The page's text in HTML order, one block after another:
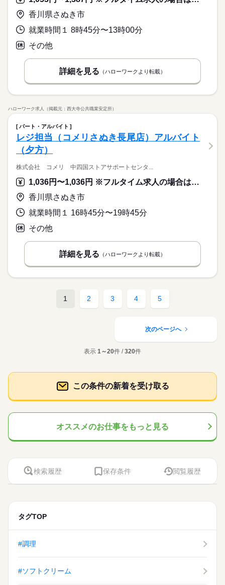
香川県さぬき市
就業時間１ 8時45分〜13時00分
その他
詳細を見る （ハローワークより転載）
ハローワーク求人（掲載元：西大寺公共職業安定所）
パート・アルバイト
レジ担当（コメリさぬき長尾店）アルバイト
（夕方）
株式会社 コメリ 中四国ストアサポートセンタ...
1,036円〜1,036円 ※フルタイム求人の場合は月額（換算額）、パート求人の場合は時間額を表示しています。
香川県さぬき市
就業時間１ 16時45分〜19時45分
その他
詳細を見る （ハローワークより転載）
1 2 3 4 5
次のページへ
表示 1～20件 /320件
この条件の新着を受け取る
オススメのお仕事をもっと見る
検索履歴 保存条件 閲覧履歴
タグTOP
#調理
#ソフトクリーム